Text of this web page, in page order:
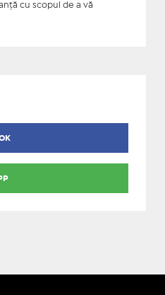
cu scopul de a vă